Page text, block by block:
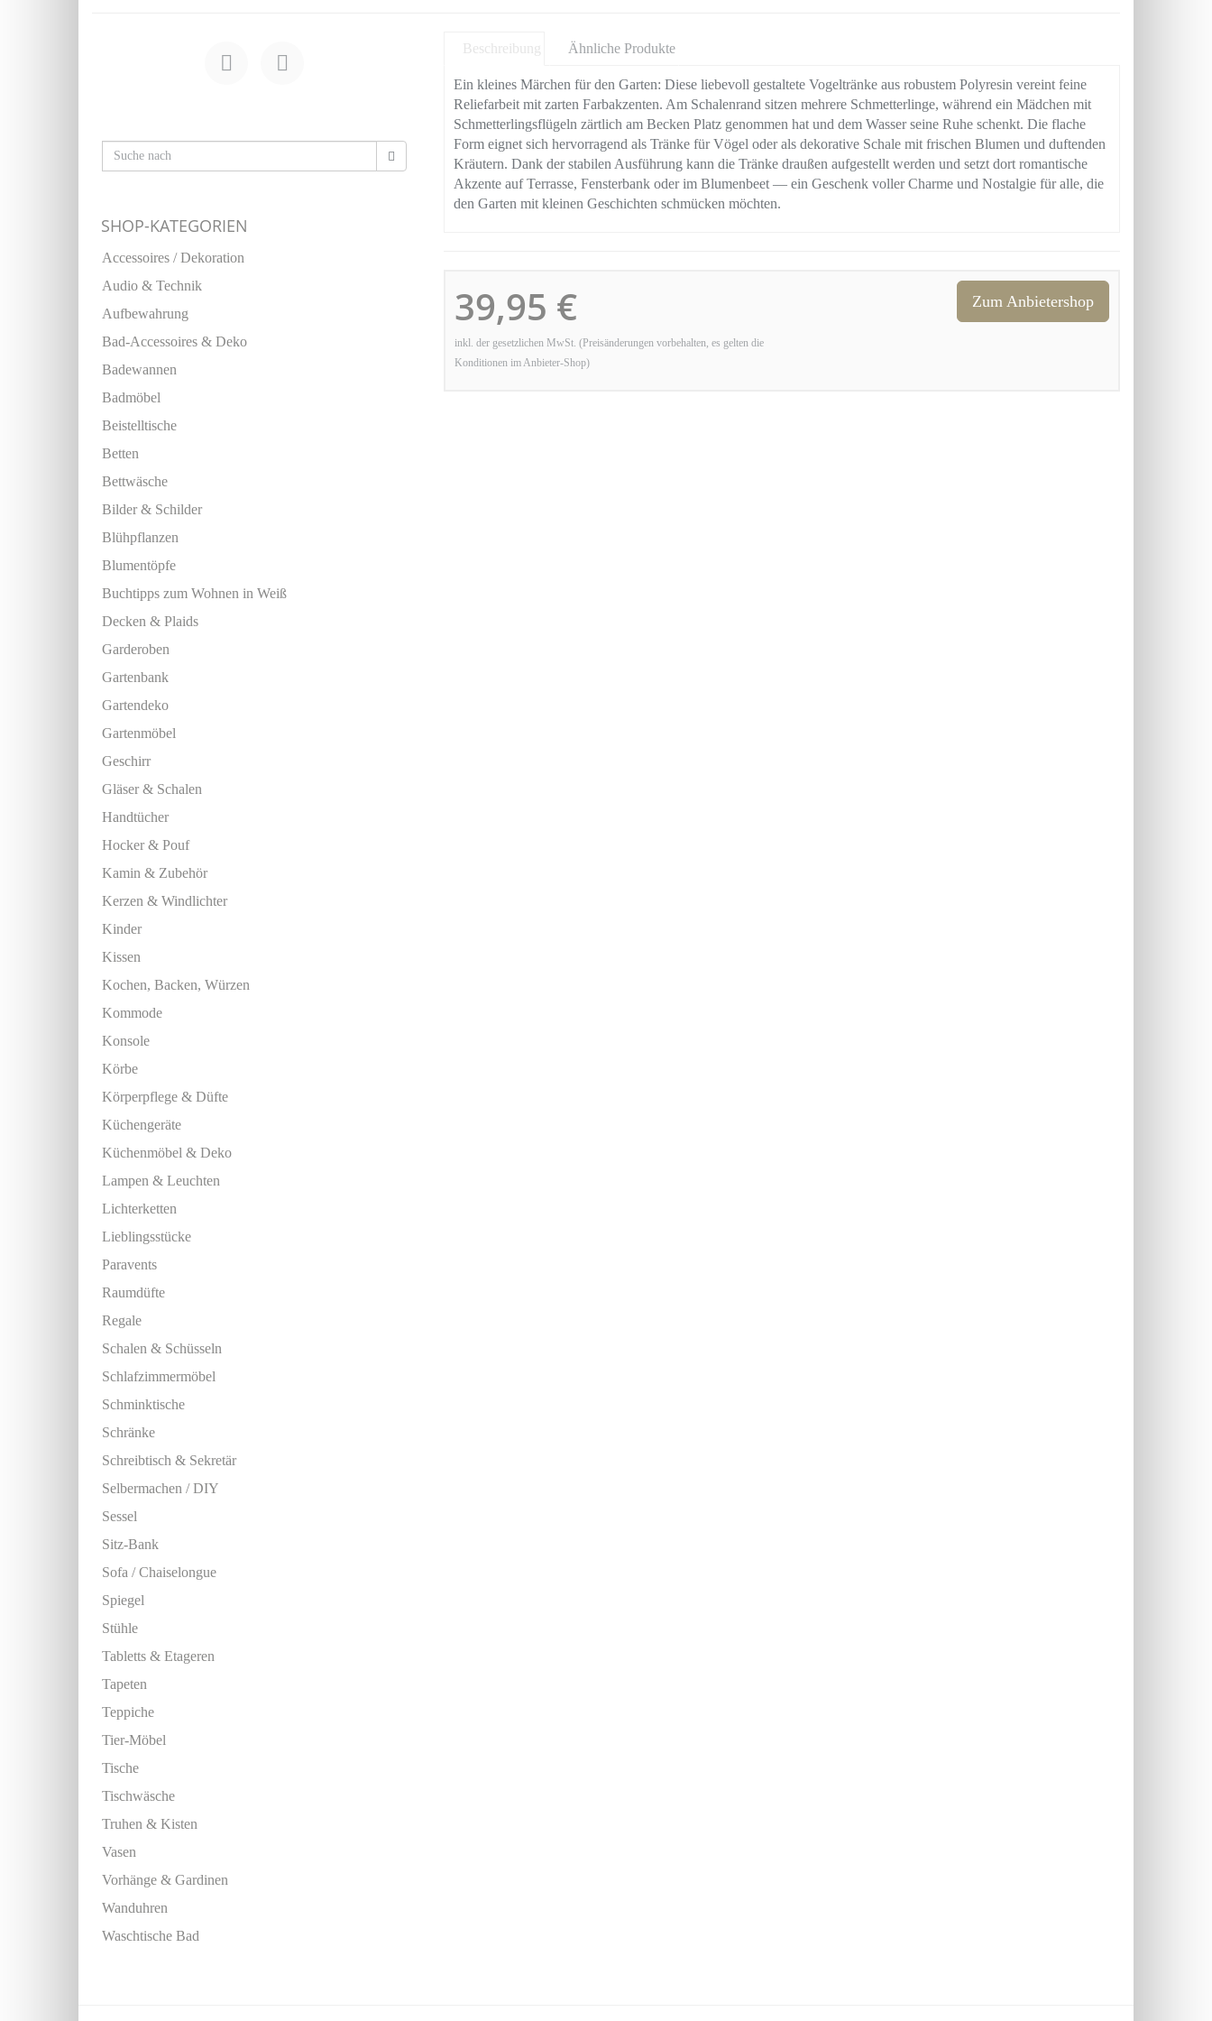
Beschreibung Ähnliche Produkte
Ein kleines Märchen für den Garten: Diese liebevoll gestaltete Vogeltränke aus robustem Polyresin vereint feine
Reliefarbeit mit zarten Farbakzenten. Am Schalenrand sitzen mehrere Schmetterlinge, während ein Mädchen mit
Schmetterlingsflügeln zärtlich am Becken Platz genommen hat und dem Wasser seine Ruhe schenkt. Die flache
Form eignet sich hervorragend als Tränke für Vögel oder als dekorative Schale mit frischen Blumen und duftenden
Kräutern. Dank der stabilen Ausführung kann die Tränke draußen aufgestellt werden und setzt dort romantische
Akzente auf Terrasse, Fensterbank oder im Blumenbeet — ein Geschenk voller Charme und Nostalgie für alle, die
den Garten mit kleinen Geschichten schmücken möchten.
39,95 €
inkl. der gesetzlichen MwSt. (Preisänderungen vorbehalten, es gelten die
Konditionen im Anbieter-Shop)
Zum Anbietershop
SHOP-KATEGORIEN
Accessoires / Dekoration
Audio & Technik
Aufbewahrung
Bad-Accessoires & Deko
Badewannen
Badmöbel
Beistelltische
Betten
Bettwäsche
Bilder & Schilder
Blühpflanzen
Blumentöpfe
Buchtipps zum Wohnen in Weiß
Decken & Plaids
Garderoben
Gartenbank
Gartendeko
Gartenmöbel
Geschirr
Gläser & Schalen
Handtücher
Hocker & Pouf
Kamin & Zubehör
Kerzen & Windlichter
Kinder
Kissen
Kochen, Backen, Würzen
Kommode
Konsole
Körbe
Körperpflege & Düfte
Küchengeräte
Küchenmöbel & Deko
Lampen & Leuchten
Lichterketten
Lieblingsstücke
Paravents
Raumdüfte
Regale
Schalen & Schüsseln
Schlafzimmermöbel
Schminktische
Schränke
Schreibtisch & Sekretär
Selbermachen / DIY
Sessel
Sitz-Bank
Sofa / Chaiselongue
Spiegel
Stühle
Tabletts & Etageren
Tapeten
Teppiche
Tier-Möbel
Tische
Tischwäsche
Truhen & Kisten
Vasen
Vorhänge & Gardinen
Wanduhren
Waschtische Bad